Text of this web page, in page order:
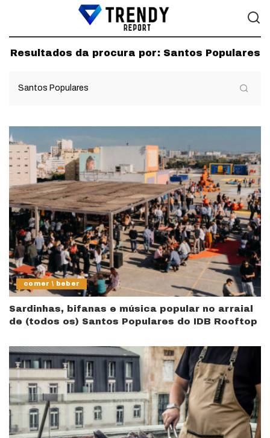
Resultados da procura por: Santos Populares
comer \ beber
Sardinhas, bifanas e música popular no arraial
de (todos os) Santos Populares do IDB Rooftop